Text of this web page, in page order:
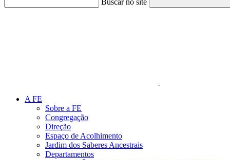
Buscar no site
A FE
Sobre a FE
Congregação
Direção
Espaço de Acolhimento
Jardim dos Saberes Ancestrais
Departamentos